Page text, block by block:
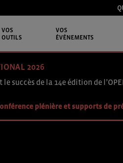
VOS
OUTILS
VOS
ÉVÉNEMENTS
2026
succès de la 14e édition de
plénière et supports de